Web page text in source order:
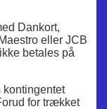
Dankort,
eller JCB
betales på
kontingentet
for trækket